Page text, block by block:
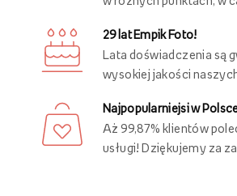
29 lat Empik Foto!
Lata doświadczenia są
wysokiej jakości
Najpopularniejsi w
Aż 99,87% klientów
usługi! Dziękujemy za